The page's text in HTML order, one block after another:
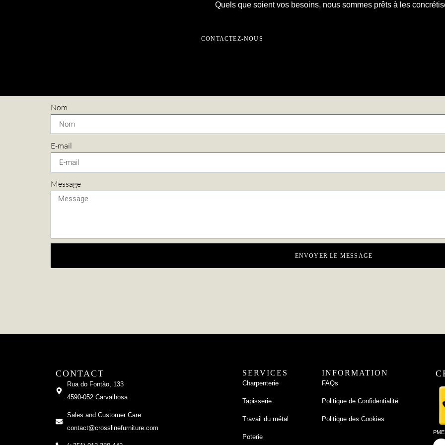
Quels que soient vos besoins, nous sommes prêts à les
CONTACTEZ-NOUS
Nom
E-mail
Message
ENVOYER LE MESSAGE
CONTACT
Rua do Fontão, 133
4590-052 Carvalhosa
Sales and Customer Care:
contact@crosslinefurniture.com
SERVICES
Charpenterie
Tapisserie
Travail du métal
Poterie
INFORMATION
FAQs
Politique de Confidentialité
Politique des Cookies